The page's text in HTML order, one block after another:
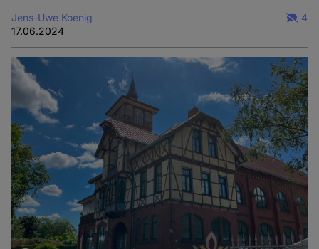
Jens-Uwe Koenig
17.06.2024
4